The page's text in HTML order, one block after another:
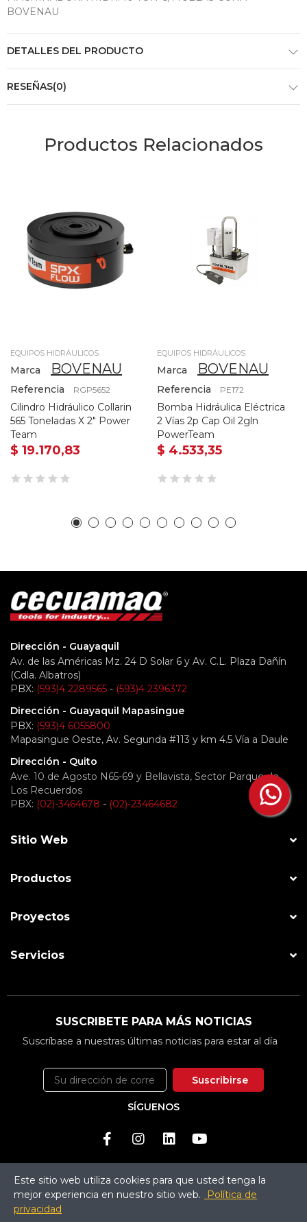
BOVENAU
DETALLES DEL PRODUCTO
RESEÑAS(0)
Productos Relacionados
EQUIPOS HIDRÁULICOS
Marca BOVENAU
Referencia RGP5652
Cilindro Hidráulico Collarin
565 Toneladas X 2" Power
Team
$ 19.170,83
EQUIPOS HIDRÁULICOS
Marca BOVENAU
Referencia PE172
Bomba Hidráulica Eléctrica
2 Vías 2p Cap Oil 2gln
PowerTeam
$ 4.533,35
Dirección - Guayaquil
Av. de las Américas Mz. 24 D Solar 6 y Av. C.L. Plaza Dañín
(Cdla. Albatros)
PBX: (593)4 2289565 - (593)4 2396372
Dirección - Guayaquil Mapasingue
PBX: (593)4 6055800
Mapasingue Oeste, Av. Segunda #113 y km 4.5 Vía a Daule
Dirección - Quito
Ave. 10 de Agosto N65-69 y Bellavista, Sector Parque de
Los Recuerdos
PBX: (02)-3464678 - (02)-23464682
Sitio Web
Productos
Proyectos
Servicios
SUSCRIBETE PARA MÁS NOTICIAS
Suscríbase a nuestras últimas noticias para estar al día
Suscribirse
SÍGUENOS
@2024Cecuamaq. Todos los derechos reservados.
Este sitio web utiliza cookies para que usted tenga la
mejor experiencia en nuestro sitio web.
Política de
privacidad